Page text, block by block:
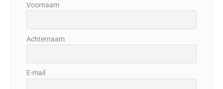
Voornaam
Achternaam
E-mail